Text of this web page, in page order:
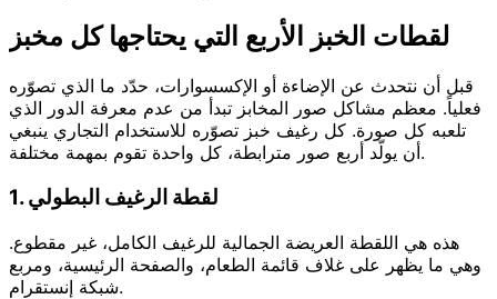
لقطات الخبز الأربع التي يحتاجها كل مخبز
قبل أن نتحدث عن الإضاءة أو الإكسسوارات، حدّد ما الذي تصوّره
فعلياً. معظم مشاكل صور المخابز تبدأ من عدم معرفة الدور الذي
تلعبه كل صورة. كل رغيف خبز تصوّره للاستخدام التجاري ينبغي
أن يولّد أربع صور مترابطة، كل واحدة تقوم بمهمة مختلفة.
1. لقطة الرغيف البطولي
هذه هي اللقطة العريضة الجمالية للرغيف الكامل، غير مقطوع.
وهي ما يظهر على غلاف قائمة الطعام، والصفحة الرئيسية، ومربع
شبكة إنستقرام.